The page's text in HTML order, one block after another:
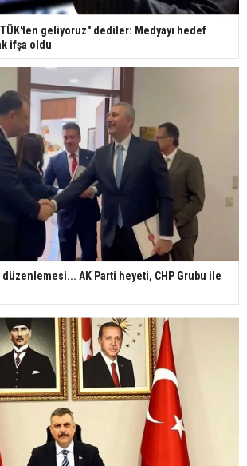
geliyoruz" dediler: Medyayı hedef
ifşa oldu
AK Parti heyeti, CHP Grubu ile